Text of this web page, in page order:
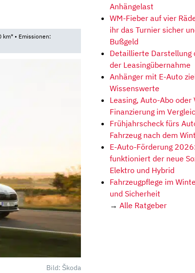
• Emissionen:
Bild: Škoda
Anhängelast
WM-Fieber auf vier
ihr das Turnier sicher
Bußgeld
Detaillierte Darstellung
der Leasingübernahme
Anhänger mit E-Auto
Wissenswerte
Leasing, Auto-Abo oder
Finanzierung im
Frühjahrscheck fürs
Fahrzeug nach dem
E-Auto-Förderung
funktioniert der neue
Elektro und Hybrid
Fahrzeugpflege im
und Sicherheit
→ Alle Ratgeber